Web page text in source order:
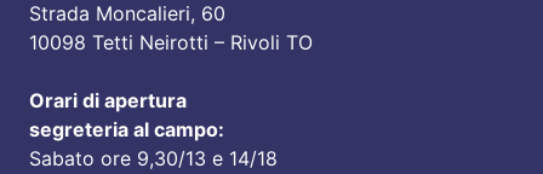
Strada Moncalieri, 60
10098 Tetti Neirotti – Rivoli TO
Orari di apertura
segreteria al campo:
Sabato ore 9,30/13 e 14/18